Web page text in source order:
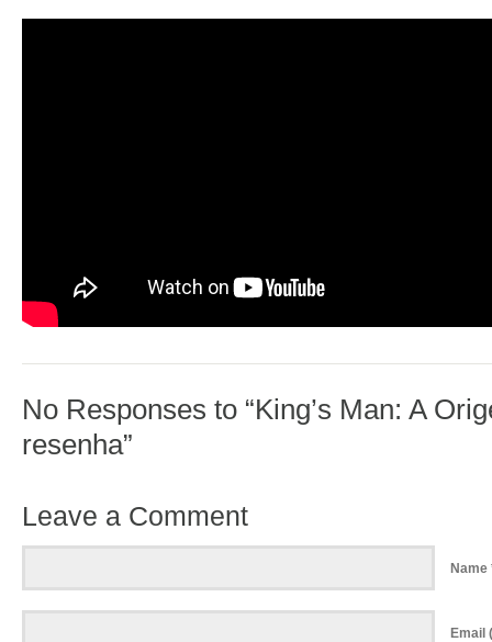
No Responses to “King’s Man: A
resenha”
Leave a Comment
Name
Email